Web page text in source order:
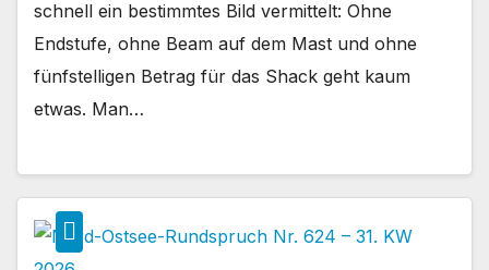
schnell ein bestimmtes Bild vermittelt: Ohne
Endstufe, ohne Beam auf dem Mast und ohne
fünfstelligen Betrag für das Shack geht kaum
etwas. Man…